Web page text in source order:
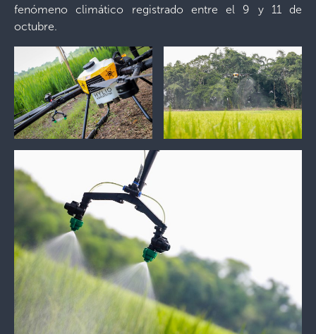
fenómeno climático registrado entre el 9 y 11 de
octubre.